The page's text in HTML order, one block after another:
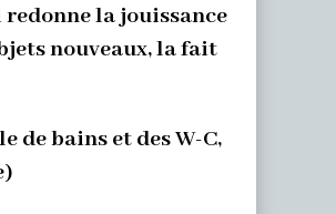
la jouissance
nouveaux, la fait
de bains et des W-C,